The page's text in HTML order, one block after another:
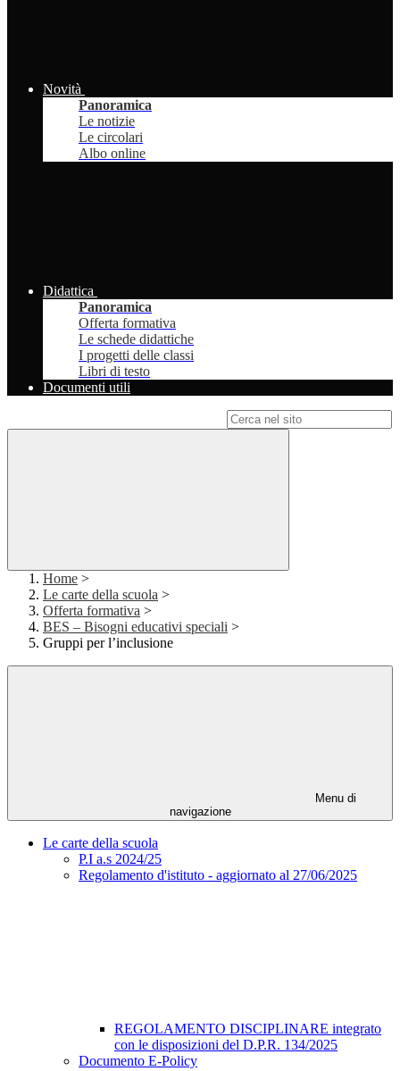
Novità
Panoramica
Le notizie
Le circolari
Albo online
Didattica
Panoramica
Offerta formativa
Le schede didattiche
I progetti delle classi
Libri di testo
Documenti utili
Home >
Le carte della scuola >
Offerta formativa >
BES – Bisogni educativi speciali >
Gruppi per l’inclusione
Menu di
navigazione
Le carte della scuola
P.I a.s 2024/25
Regolamento d'istituto - aggiornato al 27/06/2025
REGOLAMENTO DISCIPLINARE integrato
con le disposizioni del D.P.R. 134/2025
Documento E-Policy